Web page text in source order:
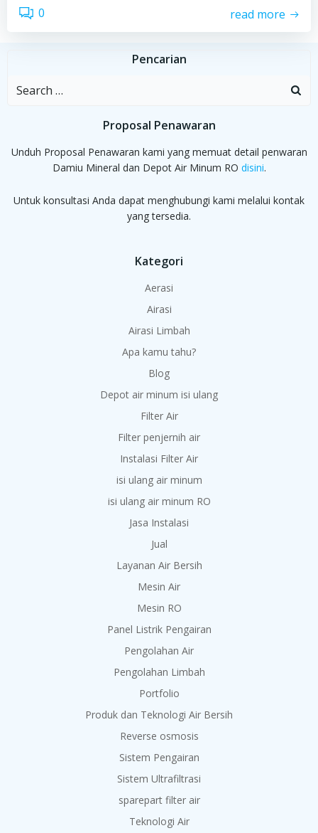
0 read more
Pencarian
Search
Proposal Penawaran
Unduh Proposal Penawaran kami yang memuat detail penwaran
Damiu Mineral dan Depot Air Minum RO disini.
Untuk konsultasi Anda dapat menghubungi kami melalui kontak
yang tersedia.
Kategori
Aerasi
Airasi
Airasi Limbah
Apa kamu tahu?
Blog
Depot air minum isi ulang
Filter Air
Filter penjernih air
Instalasi Filter Air
isi ulang air minum
isi ulang air minum RO
Jasa Instalasi
Jual
Layanan Air Bersih
Mesin Air
Mesin RO
Panel Listrik Pengairan
Pengolahan Air
Pengolahan Limbah
Portfolio
Produk dan Teknologi Air Bersih
Reverse osmosis
Sistem Pengairan
Sistem Ultrafiltrasi
sparepart filter air
Teknologi Air